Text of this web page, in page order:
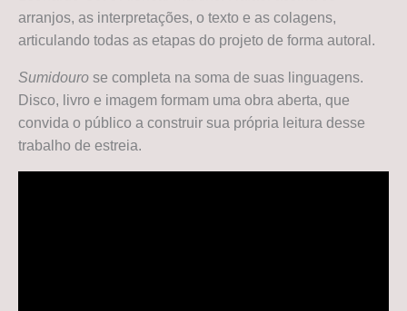
arranjos, as interpretações, o texto e as colagens,
articulando todas as etapas do projeto de forma autoral.
Sumidouro se completa na soma de suas linguagens.
Disco, livro e imagem formam uma obra aberta, que
convida o público a construir sua própria leitura desse
trabalho de estreia.